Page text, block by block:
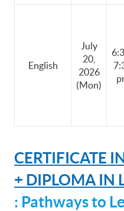
English
July
20,
2026
(Mon)
CERTIFICATE
+ DIPLOMA IN
: Pathways to